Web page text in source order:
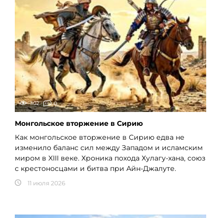
302 0
Монгольское вторжение в Сирию
Как монгольское вторжение в Сирию едва не
изменило баланс сил между Западом и исламским
миром в XIII веке. Хроника похода Хулагу-хана, союз
с крестоносцами и битва при Айн-Джалуте.
11 июля 2026